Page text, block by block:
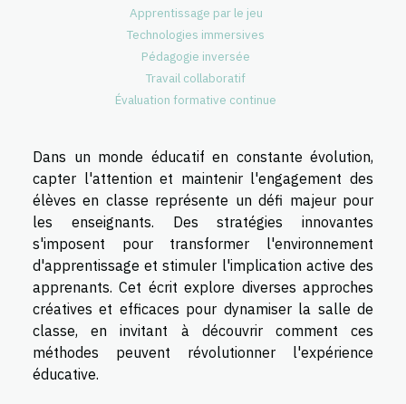
Apprentissage par le jeu
Technologies immersives
Pédagogie inversée
Travail collaboratif
Évaluation formative continue
Dans un monde éducatif en constante évolution,
capter l'attention et maintenir l'engagement des
élèves en classe représente un défi majeur pour
les enseignants. Des stratégies innovantes
s'imposent pour transformer l'environnement
d'apprentissage et stimuler l'implication active des
apprenants. Cet écrit explore diverses approches
créatives et efficaces pour dynamiser la salle de
classe, en invitant à découvrir comment ces
méthodes peuvent révolutionner l'expérience
éducative.